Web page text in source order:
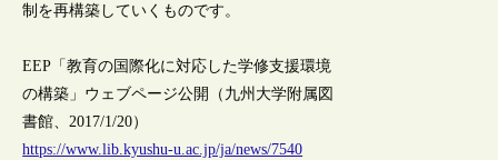
制を再構築していくものです。
EEP「教育の国際化に対応した学修支援環境
の構築」ウェブページ公開（九州大学附属図
書館、2017/1/20）
https://www.lib.kyushu-u.ac.jp/ja/news/7540